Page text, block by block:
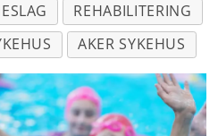
REHABILITERING
AKER SYKEHUS